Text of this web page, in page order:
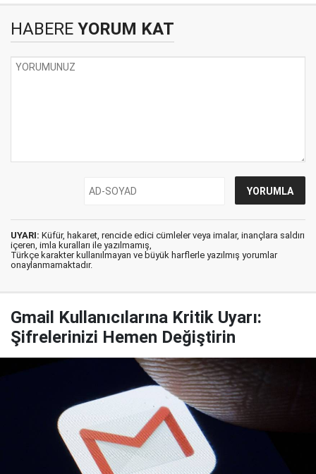
HABERE YORUM KAT
UYARI: Küfür, hakaret, rencide edici cümleler veya imalar, inançlara saldırı
içeren, imla kuralları ile yazılmamış,
Türkçe karakter kullanılmayan ve büyük harflerle yazılmış yorumlar
onaylanmamaktadır.
Gmail Kullanıcılarına Kritik Uyarı:
Şifrelerinizi Hemen Değiştirin